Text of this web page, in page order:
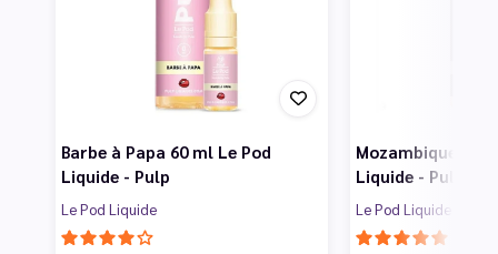
Barbe à Papa 60 ml Le Pod
Liquide - Pulp
Le Pod Liquide
Mozambique
Liquide - Pulp
Le Pod Liquide